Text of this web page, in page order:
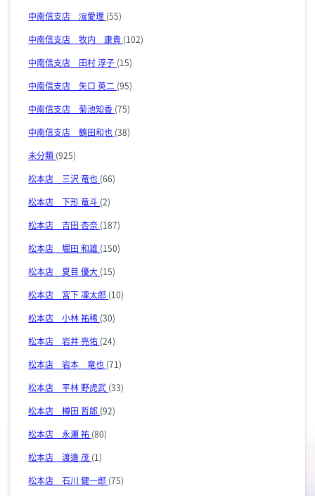
中南信支店 濵愛理 (55)
中南信支店 牧内 康貴 (102)
中南信支店 田村 淳子 (15)
中南信支店 矢口 英二 (95)
中南信支店 菊池知香 (75)
中南信支店 鶴田和也 (38)
未分類 (925)
松本店 三沢 竜也 (66)
松本店 下形 竜斗 (2)
松本店 吉田 杏奈 (187)
松本店 堀田 和雄 (150)
松本店 夏目 優大 (15)
松本店 宮下 凜太郎 (10)
松本店 小林 祐稀 (30)
松本店 岩井 亮佑 (24)
松本店 岩本 竜也 (71)
松本店 平林 野虎武 (33)
松本店 樽田 哲郎 (92)
松本店 永瀬 祐 (80)
松本店 渡邉 茂 (1)
松本店 石川 健一郎 (75)